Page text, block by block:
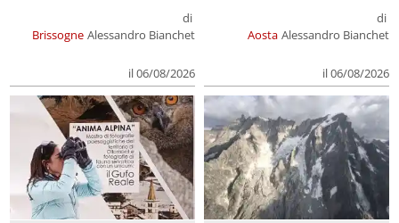
Brissogne
di
Alessandro Bianchet
il 06/08/2026
Aosta
di
Alessandro Bianchet
il 06/08/2026